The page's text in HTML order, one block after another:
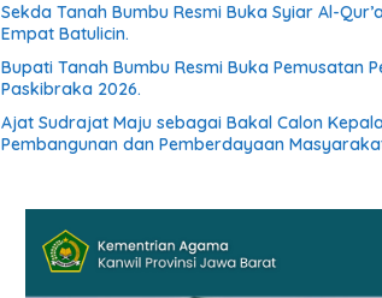
Sekda Tanah Bumbu Resmi Buka Syiar Al-
Empat Batulicin.
Bupati Tanah Bumbu Resmi Buka Pemusatan
Paskibraka 2026.
Ajat Sudrajat Maju sebagai Bakal Calon
Pembangunan dan Pemberdayaan